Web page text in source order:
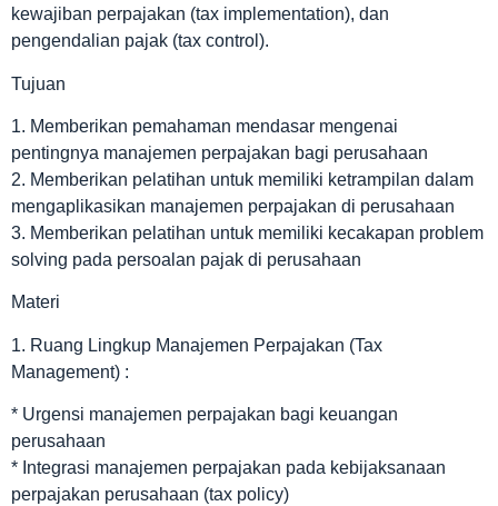
kewajiban perpajakan (tax implementation), dan
pengendalian pajak (tax control).
Tujuan
1. Memberikan pemahaman mendasar mengenai
pentingnya manajemen perpajakan bagi perusahaan
2. Memberikan pelatihan untuk memiliki ketrampilan dalam
mengaplikasikan manajemen perpajakan di perusahaan
3. Memberikan pelatihan untuk memiliki kecakapan problem
solving pada persoalan pajak di perusahaan
Materi
1. Ruang Lingkup Manajemen Perpajakan (Tax
Management) :
* Urgensi manajemen perpajakan bagi keuangan
perusahaan
* Integrasi manajemen perpajakan pada kebijaksanaan
perpajakan perusahaan (tax policy)